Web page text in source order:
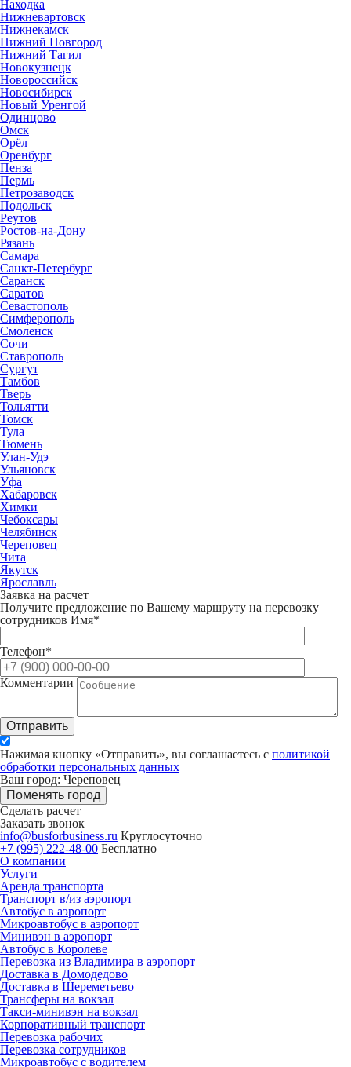
Находка
Нижневартовск
Нижнекамск
Нижний Новгород
Нижний Тагил
Новокузнецк
Новороссийск
Новосибирск
Новый Уренгой
Одинцово
Омск
Орёл
Оренбург
Пенза
Пермь
Петрозаводск
Подольск
Реутов
Ростов-на-Дону
Рязань
Самара
Санкт-Петербург
Саранск
Саратов
Севастополь
Симферополь
Смоленск
Сочи
Ставрополь
Сургут
Тамбов
Тверь
Тольятти
Томск
Тула
Тюмень
Улан-Удэ
Ульяновск
Уфа
Хабаровск
Химки
Чебоксары
Челябинск
Череповец
Чита
Якутск
Ярославль
Заявка на расчет
Получите предложение по Вашему маршруту на перевозку
сотрудников Имя*
Телефон*
Комментарии
Отправить
Нажимая кнопку «Отправить», вы соглашаетесь с политикой
обработки персональных данных
Ваш город: Череповец
Поменять город
Сделать расчет
Заказать звонок
info@busforbusiness.ru Круглосуточно
+7 (995) 222-48-00 Бесплатно
О компании
Услуги
Аренда транспорта
Транспорт в/из аэропорт
Автобус в аэропорт
Микроавтобус в аэропорт
Минивэн в аэропорт
Автобус в Королеве
Перевозка из Владимира в аэропорт
Доставка в Домодедово
Доставка в Шереметьево
Трансферы на вокзал
Такси-минивэн на вокзал
Корпоративный транспорт
Перевозка рабочих
Перевозка сотрудников
Микроавтобус с водителем